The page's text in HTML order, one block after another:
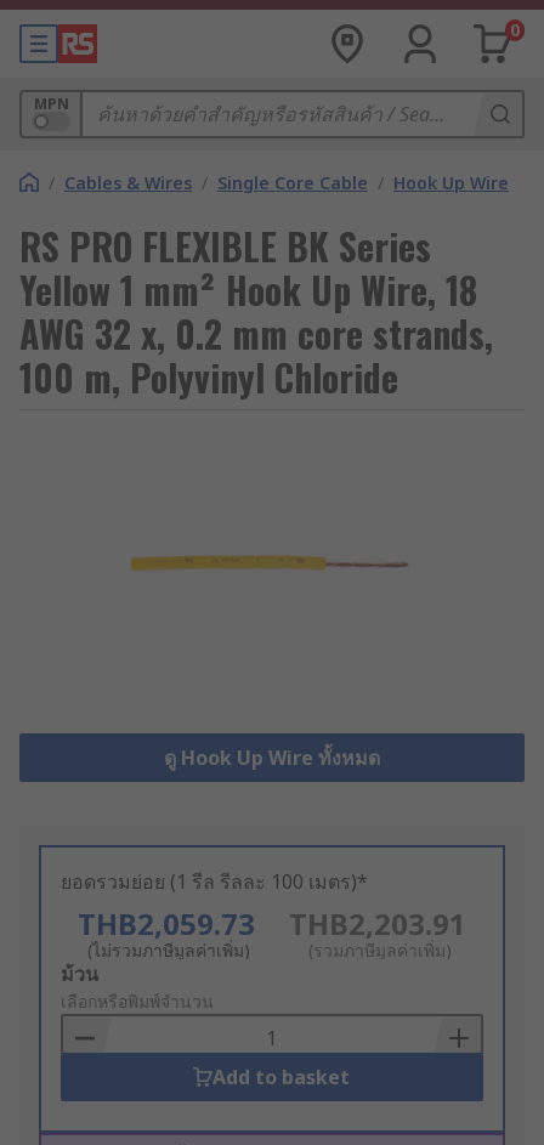
0
MPN
/ Cables & Wires / Single Core Cable / Hook Up Wire
RS PRO FLEXIBLE BK Series
Yellow 1 mm² Hook Up Wire, 18
AWG 32 x, 0.2 mm core strands,
100 m, Polyvinyl Chloride
ดู Hook Up Wire ทั้งหมด
ยอดรวมย่อย (1 รีล รีลละ 100 เมตร)*
THB2,059.73
(ไม่รวมภาษีมูลค่าเพิ่ม)
THB2,203.91
(รวมภาษีมูลค่าเพิ่ม)
Add
to
Basket
ม้วน
เลือกหรือพิมพ์จำนวน
Add to basket